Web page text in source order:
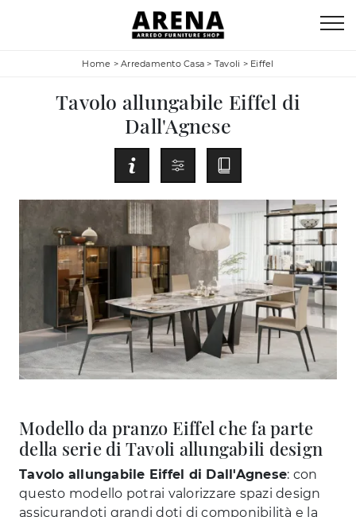
Home >Arredamento Casa > Tavoli > Eiffel
Tavolo allungabile Eiffel di
Dall'Agnese
Modello da pranzo Eiffel che fa parte
della serie di Tavoli allungabili design
Tavolo allungabile Eiffel di Dall'Agnese: con
questo modello potrai valorizzare spazi design
assicurandoti grandi doti di componibilità e la